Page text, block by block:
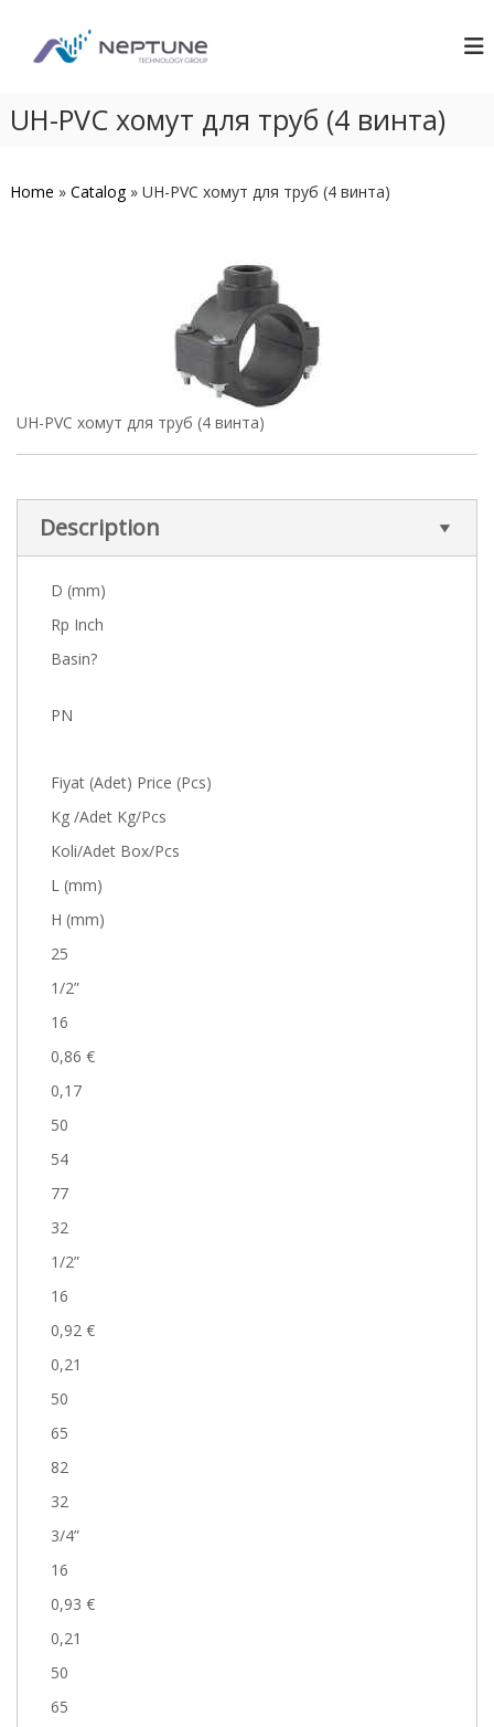
t
e
m
i
P
C
o
n
s
r
u
c
t
UH-PVC хомут для труб (4 винта)
Home » Catalog» UH-PVC хомут для труб (4 винта)
UH-PVC хомут для труб (4 винта)
Description
D (mm)
Rp Inch
Basin?
PN
Fiyat (Adet) Price (Pcs)
Kg /Adet Kg/Pcs
Koli/Adet Box/Pcs
L (mm)
H (mm)
25
1/2”
16
0,86 €
0,17
50
54
77
32
1/2”
16
0,92 €
0,21
50
65
82
32
3/4”
16
0,93 €
0,21
50
65